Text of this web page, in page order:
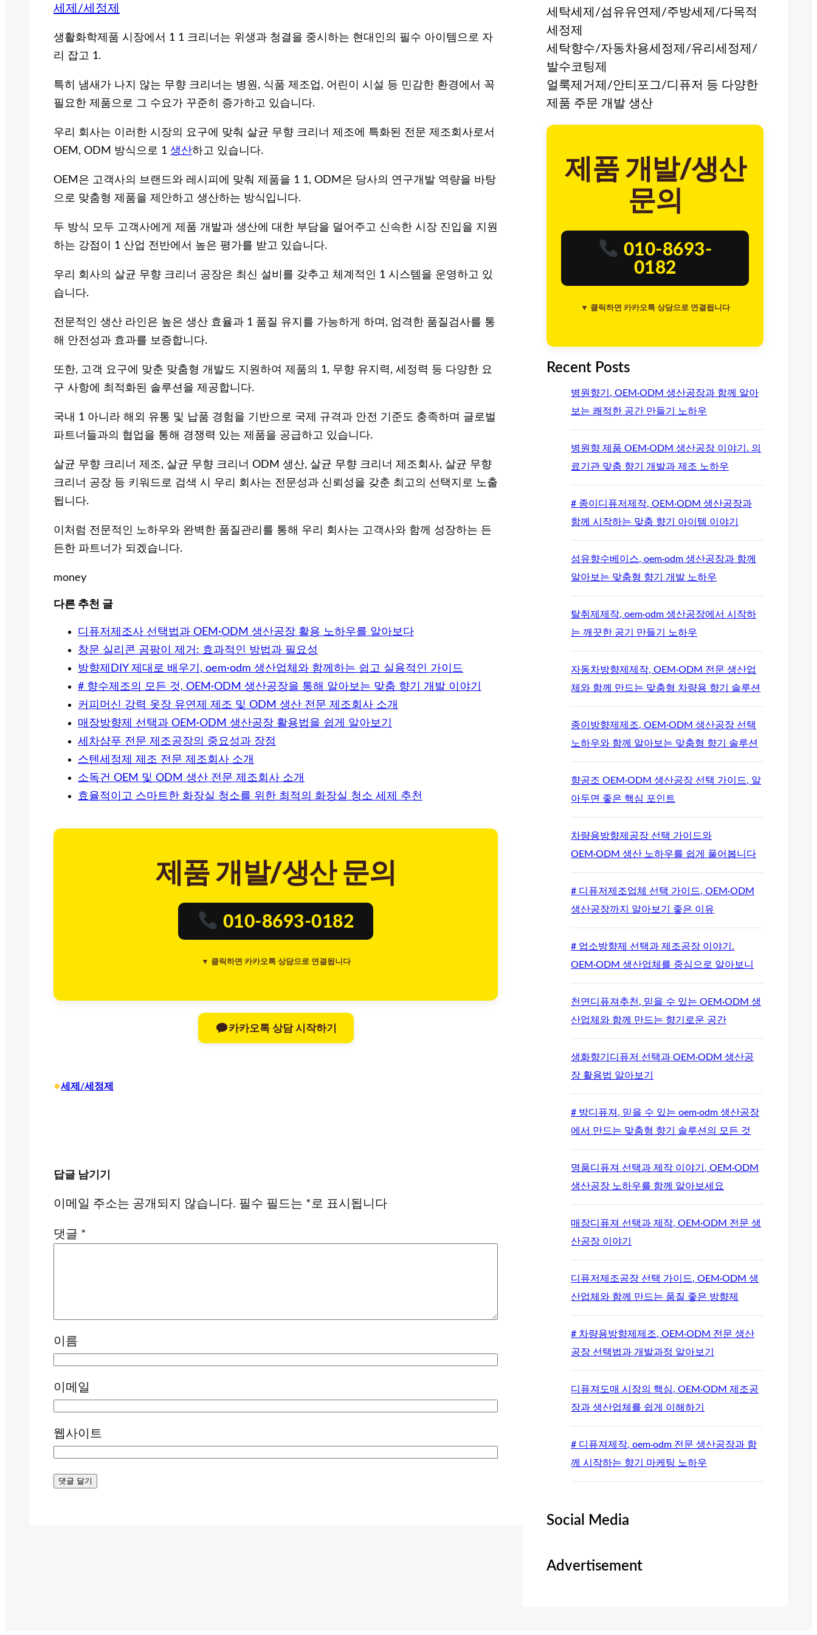
세제/세정제
생활화학제품 시장에서 1 1 크리너는 위생과 청결을 중시하는 현대인의 필수 아이템으로 자
리 잡고 1.
특히 냄새가 나지 않는 무향 크리너는 병원, 식품 제조업, 어린이 시설 등 민감한 환경에서 꼭
필요한 제품으로 그 수요가 꾸준히 증가하고 있습니다.
우리 회사는 이러한 시장의 요구에 맞춰 살균 무향 크리너 제조에 특화된 전문 제조회사로서
OEM, ODM 방식으로 1 생산하고 있습니다.
OEM은 고객사의 브랜드와 레시피에 맞춰 제품을 1 1, ODM은 당사의 연구개발 역량을 바탕
으로 맞춤형 제품을 제안하고 생산하는 방식입니다.
두 방식 모두 고객사에게 제품 개발과 생산에 대한 부담을 덜어주고 신속한 시장 진입을 지원
하는 강점이 1 산업 전반에서 높은 평가를 받고 있습니다.
우리 회사의 살균 무향 크리너 공장은 최신 설비를 갖추고 체계적인 1 시스템을 운영하고 있
습니다.
전문적인 생산 라인은 높은 생산 효율과 1 품질 유지를 가능하게 하며, 엄격한 품질검사를 통
해 안전성과 효과를 보증합니다.
또한, 고객 요구에 맞춘 맞춤형 개발도 지원하여 제품의 1, 무향 유지력, 세정력 등 다양한 요
구 사항에 최적화된 솔루션을 제공합니다.
국내 1 아니라 해외 유통 및 납품 경험을 기반으로 국제 규격과 안전 기준도 충족하며 글로벌
파트너들과의 협업을 통해 경쟁력 있는 제품을 공급하고 있습니다.
살균 무향 크리너 제조, 살균 무향 크리너 ODM 생산, 살균 무향 크리너 제조회사, 살균 무향
크리너 공장 등 키워드로 검색 시 우리 회사는 전문성과 신뢰성을 갖춘 최고의 선택지로 노출
됩니다.
이처럼 전문적인 노하우와 완벽한 품질관리를 통해 우리 회사는 고객사와 함께 성장하는 든
든한 파트너가 되겠습니다.
money
다른 추천 글
디퓨저제조사 선택법과 OEM·ODM 생산공장 활용 노하우를 알아보다
창문 실리콘 곰팡이 제거: 효과적인 방법과 필요성
방향제DIY 제대로 배우기, oem·odm 생산업체와 함께하는 쉽고 실용적인 가이드
# 향수제조의 모든 것, OEM·ODM 생산공장을 통해 알아보는 맞춤 향기 개발 이야기
커피머신 강력 옷장 유연제 제조 및 ODM 생산 전문 제조회사 소개
매장방향제 선택과 OEM·ODM 생산공장 활용법을 쉽게 알아보기
세차샴푸 전문 제조공장의 중요성과 장점
스텐세정제 제조 전문 제조회사 소개
소독건 OEM 및 ODM 생산 전문 제조회사 소개
효율적이고 스마트한 화장실 청소를 위한 최적의 화장실 청소 세제 추천
제품 개발/생산 문의
010-8693-0182
▼ 클릭하면 카카오톡 상담으로 연결됩니다
카카오톡 상담 시작하기
•세제/세정제
답글 남기기
이메일 주소는 공개되지 않습니다. 필수 필드는 *로 표시됩니다
댓글 *
이름
이메일
웹사이트
세탁세제/섬유유연제/주방세제/다목적
세정제
세탁향수/자동차용세정제/유리세정제/
발수코팅제
얼룩제거제/안티포그/디퓨저 등 다양한
제품 주문 개발 생산
제품 개발/생산
문의
010-8693-
0182
▼ 클릭하면 카카오톡 상담으로 연결됩니다
Recent Posts
병원향기, OEM·ODM 생산공장과 함께 알아
보는 쾌적한 공간 만들기 노하우
병원향 제품 OEM·ODM 생산공장 이야기. 의
료기관 맞춤 향기 개발과 제조 노하우
# 종이디퓨저제작, OEM·ODM 생산공장과
함께 시작하는 맞춤 향기 아이템 이야기
섬유향수베이스, oem·odm 생산공장과 함께
알아보는 맞춤형 향기 개발 노하우
탈취제제작, oem·odm 생산공장에서 시작하
는 깨끗한 공기 만들기 노하우
자동차방향제제작, OEM·ODM 전문 생산업
체와 함께 만드는 맞춤형 차량용 향기 솔루션
종이방향제제조, OEM·ODM 생산공장 선택
노하우와 함께 알아보는 맞춤형 향기 솔루션
향공조 OEM·ODM 생산공장 선택 가이드, 알
아두면 좋은 핵심 포인트
차량용방향제공장 선택 가이드와
OEM·ODM 생산 노하우를 쉽게 풀어봅니다
# 디퓨저제조업체 선택 가이드, OEM·ODM
생산공장까지 알아보기 좋은 이유
# 업소방향제 선택과 제조공장 이야기.
OEM·ODM 생산업체를 중심으로 알아보니
천연디퓨져추천, 믿을 수 있는 OEM·ODM 생
산업체와 함께 만드는 향기로운 공간
생화향기디퓨저 선택과 OEM·ODM 생산공
장 활용법 알아보기
# 방디퓨져, 믿을 수 있는 oem·odm 생산공장
에서 만드는 맞춤형 향기 솔루션의 모든 것
명품디퓨져 선택과 제작 이야기, OEM·ODM
생산공장 노하우를 함께 알아보세요
매장디퓨져 선택과 제작, OEM·ODM 전문 생
산공장 이야기
디퓨저제조공장 선택 가이드, OEM·ODM 생
산업체와 함께 만드는 품질 좋은 방향제
# 차량용방향제제조, OEM·ODM 전문 생산
공장 선택법과 개발과정 알아보기
디퓨져도매 시장의 핵심, OEM·ODM 제조공
장과 생산업체를 쉽게 이해하기
# 디퓨져제작, oem·odm 전문 생산공장과 함
께 시작하는 향기 마케팅 노하우
Social Media
Advertisement